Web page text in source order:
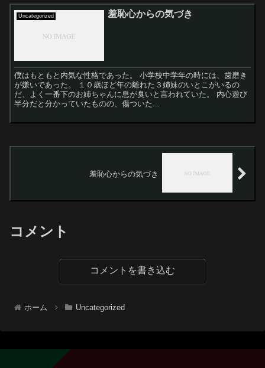
Uncategorized 羞恥心からの気づき
僕はもともと内気な性格であった。 小学校中学年の時には、歯磨き
が嫌いであった。 １０歳ほど年の離れた３姉妹のいとこがいるの
だ、よく一番下のお姉ちゃんに息が臭いと言われていた。 内心遊び
半分だと分かっていたものの、傷ついた...
羞恥心からの気づき
コメント
コメントを書き込む
ホーム Uncategorized